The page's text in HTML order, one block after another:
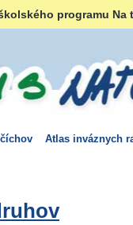
programu
Atlas inváznych